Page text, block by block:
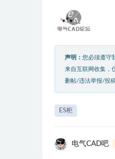
声明： 您必须遵守
来自互联网收集，
删帖/违法举报/投
ES柜
电气CAD吧